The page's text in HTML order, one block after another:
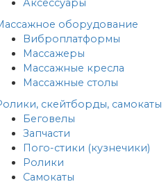
оборудование
Виброплатформы
Массажеры
Массажные кресла
Массажные столы
скейтборды, самокаты
Беговелы
Запчасти
Пого-стики (кузнечики)
Ролики
Самокаты